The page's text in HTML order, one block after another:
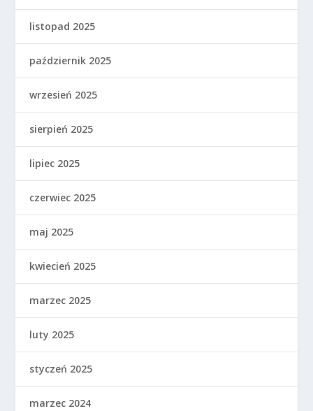
listopad 2025
październik 2025
wrzesień 2025
sierpień 2025
lipiec 2025
czerwiec 2025
maj 2025
kwiecień 2025
marzec 2025
luty 2025
styczeń 2025
marzec 2024